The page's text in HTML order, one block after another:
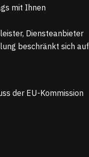
mit Ihnen
Diensteanbieter
beschränkt sich auf
der EU-Kommission